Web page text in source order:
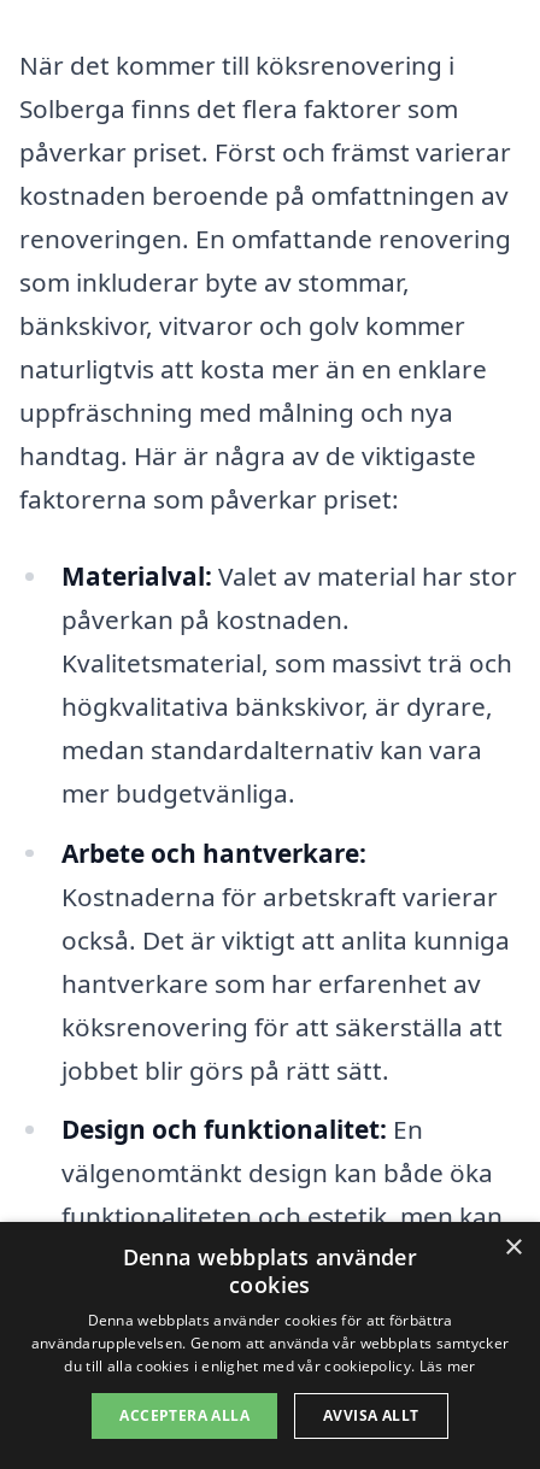
När det kommer till köksrenovering i
Solberga finns det flera faktorer som
påverkar priset. Först och främst varierar
kostnaden beroende på omfattningen av
renoveringen. En omfattande renovering
som inkluderar byte av stommar,
bänkskivor, vitvaror och golv kommer
naturligtvis att kosta mer än en enklare
uppfräschning med målning och nya
handtag. Här är några av de viktigaste
faktorerna som påverkar priset:
Materialval: Valet av material har stor
påverkan på kostnaden.
Kvalitetsmaterial, som massivt trä och
högkvalitativa bänkskivor, är dyrare,
medan standardalternativ kan vara
mer budgetvänliga.
Arbete och hantverkare:
Kostnaderna för arbetskraft varierar
också. Det är viktigt att anlita kunniga
hantverkare som har erfarenhet av
köksrenovering för att säkerställa att
jobbet blir görs på rätt sätt.
Design och funktionalitet: En
välgenomtänkt design kan både öka
funktionaliteten och estetik, men kan
också påverka priset. Att inkludera
skräddarsydda lösningar kan leda till
högre kostnader.
Installation av vitvaror:Om du väljer
att uppgradera dina vitvaror, kan
×
Denna webbplats använder
cookies
Denna webbplats använder cookies för att förbättra
användarupplevelsen. Genom att använda vår webbplats samtycker
du till alla cookies i enlighet med vår cookiepolicy. Läs mer
ACCEPTERA ALLA AVVISA ALLT